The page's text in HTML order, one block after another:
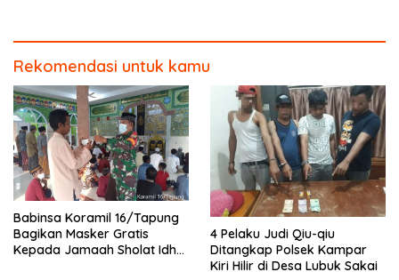
Rekomendasi untuk kamu
Babinsa Koramil 16/Tapung
Bagikan Masker Gratis
Kepada Jamaah Sholat Idhul
4 Pelaku Judi Qiu-qiu
Ditangkap Polsek Kampar
Kiri Hilir di Desa Lubuk Sakai